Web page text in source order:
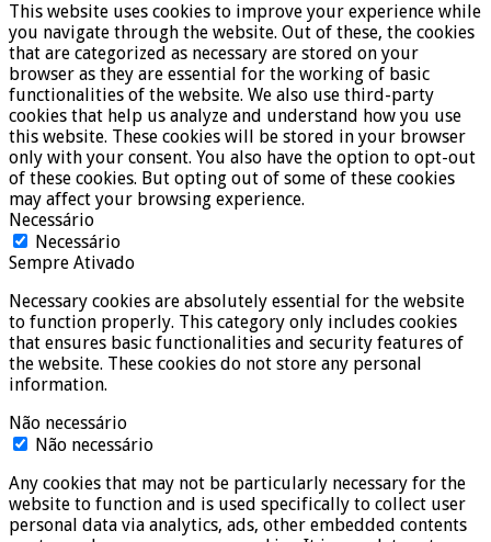
This website uses cookies to improve your experience while
you navigate through the website. Out of these, the cookies
that are categorized as necessary are stored on your
browser as they are essential for the working of basic
functionalities of the website. We also use third-party
cookies that help us analyze and understand how you use
this website. These cookies will be stored in your browser
only with your consent. You also have the option to opt-out
of these cookies. But opting out of some of these cookies
may affect your browsing experience.
Necessário
Necessário
Sempre Ativado
Necessary cookies are absolutely essential for the website
to function properly. This category only includes cookies
that ensures basic functionalities and security features of
the website. These cookies do not store any personal
information.
Não necessário
Não necessário
Any cookies that may not be particularly necessary for the
website to function and is used specifically to collect user
personal data via analytics, ads, other embedded contents